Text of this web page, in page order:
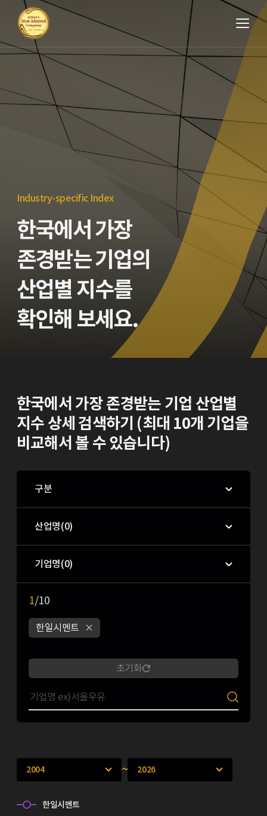
Industry-specific Index
한국에서 가장
존경받는 기업의
산업별 지수를
확인해 보세요.
한국에서 가장 존경받는 기업 산업별
지수 상세 검색하기 (최대 10개 기업을
비교해서 볼 수 있습니다)
구분
산업명(0)
기업명(0)
1/10
한일시멘트
초기화
2004 ~ 2026
한일시멘트